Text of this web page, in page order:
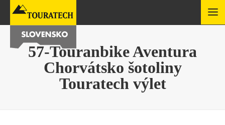
57-Touranbike Aventura
Chorvátsko šotoliny
Touratech výlet